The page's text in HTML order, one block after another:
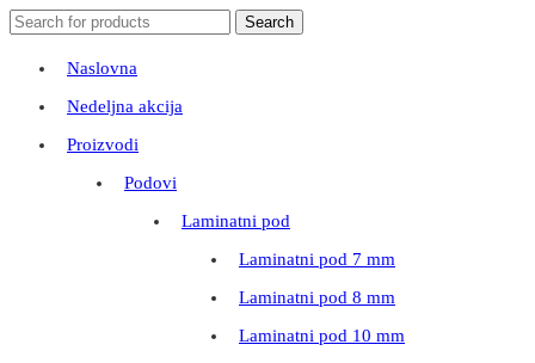
Search
for:
Search
Naslovna
Nedeljna akcija
Proizvodi
Podovi
Laminatni pod
Laminatni pod 7 mm
Laminatni pod 8 mm
Laminatni pod 10 mm